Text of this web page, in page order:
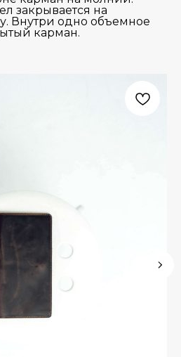
закрывается на
Внутри одно объемное
карман.